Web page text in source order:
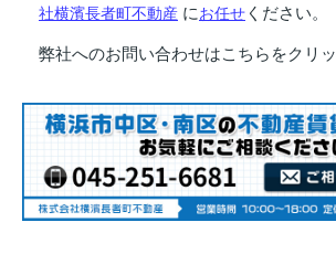
社横濱長者町不動産 にお任せ ください。
弊社へのお問い合わせはこちらをクリ